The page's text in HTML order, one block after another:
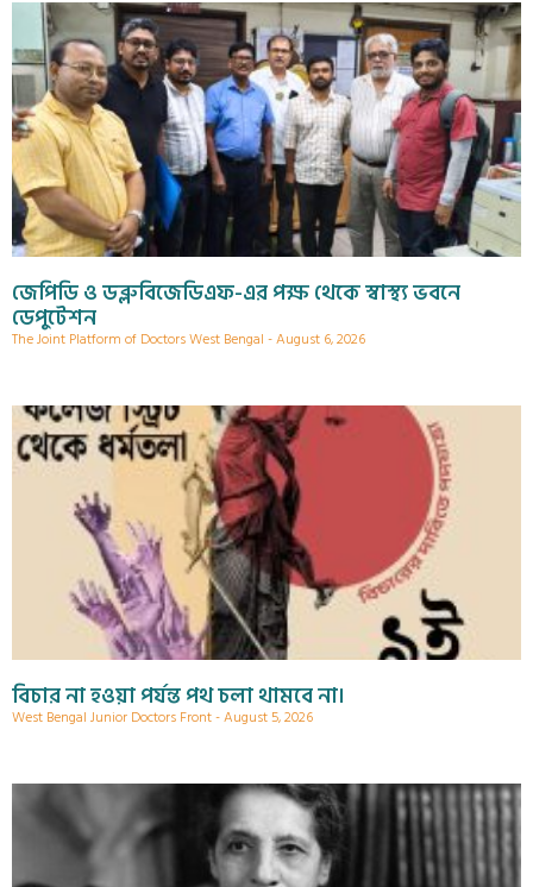
জেপিডি ও ডব্লুবিজেডিএফ-এর পক্ষ থেকে স্বাস্থ্য ভবনে
ডেপুটেশন
The Joint Platform of Doctors West Bengal August 6, 2026
বিচার না হওয়া পর্যন্ত পথ চলা থামবে না।
West Bengal Junior Doctors Front August 5, 2026